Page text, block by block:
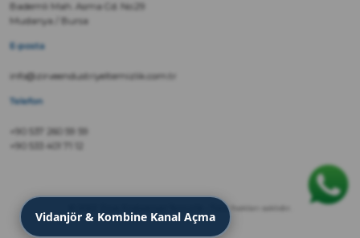
Vidanjör & Kombine Kanal Açma
Bademli Mah. Asma Cd. No:29
Mudanya / Bursa
E-posta
info@zirveendustriyeltemizlik.com.tr
Telefon
+90 537 260 59 59
+90 533 401 71 12
© 2022 Zirve Endüstriyel Temizlik · Tüm hakları saklıdır.